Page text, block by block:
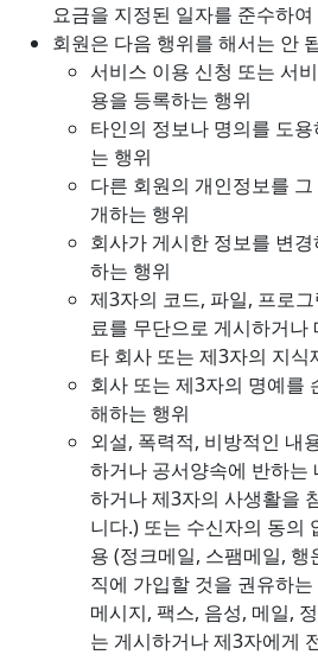
요금을 지정된 일자를 준수하
회원은 다음 행위를 해서는 안
서비스 이용 신청 또는 서
용을 등록하는 행위
타인의 정보나 명의를 도
는 행위
다른 회원의 개인정보를
개하는 행위
회사가 게시한 정보를 변
하는 행위
제3자의 코드, 파일, 프로
료를 무단으로 게시하거나
타 회사 또는 제3자의 지
회사 또는 제3자의 명예를
해하는 행위
외설, 폭력적, 비방적인 내
하거나 공서양속에 반하는
하거나 제3자의 사생활을
니다.) 또는 수신자의 동의
용 (정크메일, 스팸메일,
직에 가입할 것을 권유하
메시지, 팩스, 음성, 메일,
는 게시하거나 제3자에게